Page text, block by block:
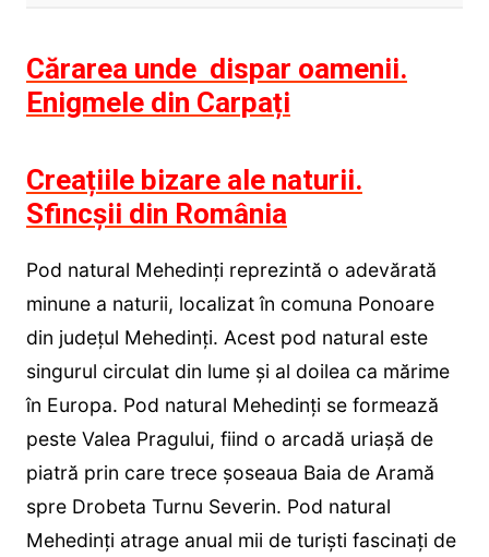
Cărarea unde dispar oamenii.
Enigmele din Carpați
Creațiile bizare ale naturii.
Sfincșii din România
Pod natural Mehedinți reprezintă o adevărată
minune a naturii, localizat în comuna Ponoare
din județul Mehedinți. Acest pod natural este
singurul circulat din lume și al doilea ca mărime
în Europa. Pod natural Mehedinți se formează
peste Valea Pragului, fiind o arcadă uriașă de
piatră prin care trece șoseaua Baia de Aramă
spre Drobeta Turnu Severin. Pod natural
Mehedinți atrage anual mii de turiști fascinați de